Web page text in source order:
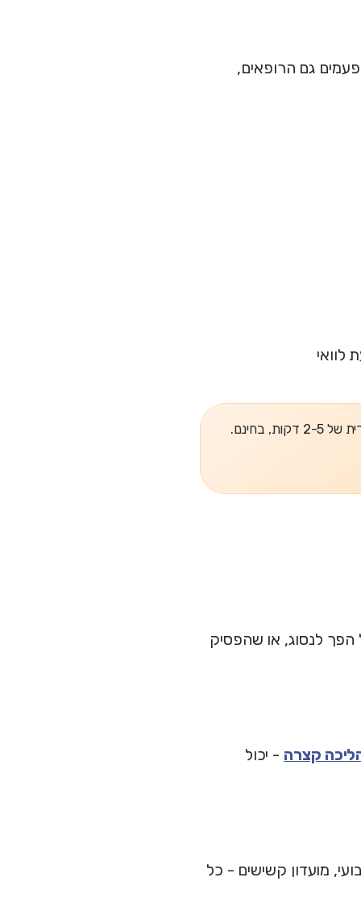
גם הרופאים,
לוואי
בחינם.
הפך לנסוג, או שהפסיק
קצרה - יכול
מועדון קשישים - כל